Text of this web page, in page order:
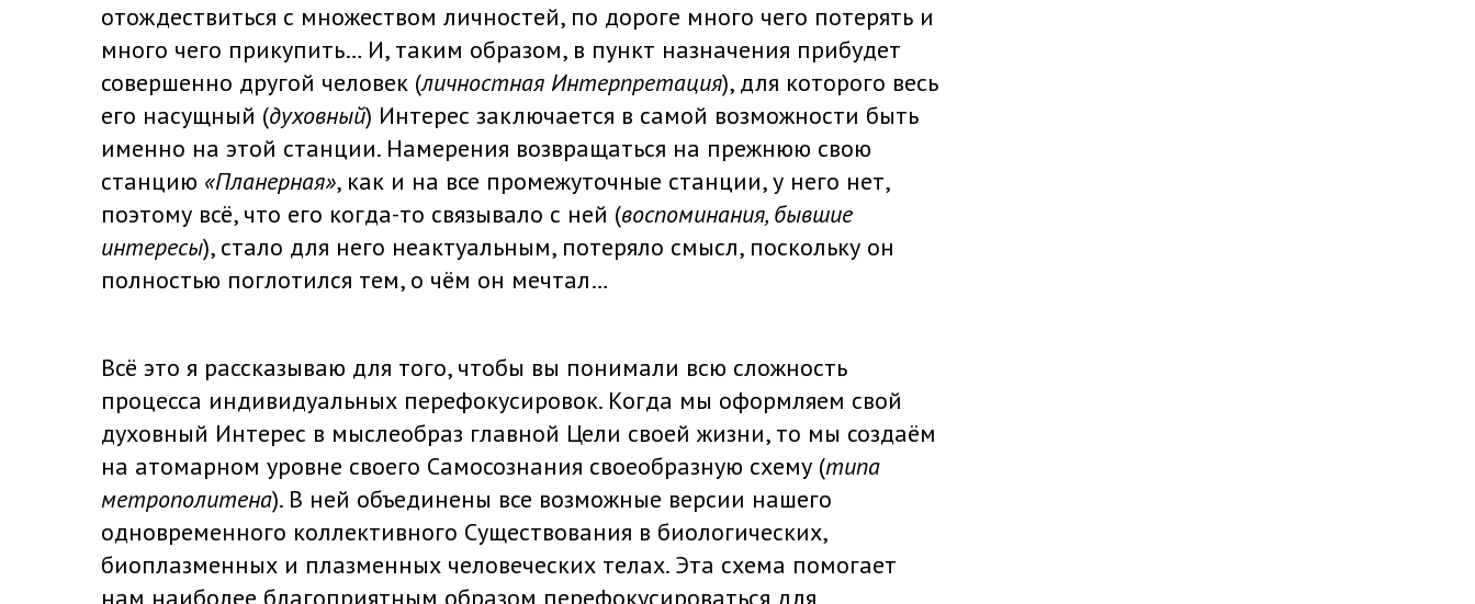
отождествиться с множеством личностей, по дороге много чего потерять и
много чего прикупить… И, таким образом, в пункт назначения прибудет
совершенно другой человек (личностная Интерпретация), для которого весь
его насущный (духовный) Интерес заключается в самой возможности быть
именно на этой станции. Намерения возвращаться на прежнюю свою
станцию «Планерная», как и на все промежуточные станции, у него нет,
поэтому всё, что его когда-то связывало с ней (воспоминания, бывшие
интересы), стало для него неактуальным, потеряло смысл, поскольку он
полностью поглотился тем, о чём он мечтал…
Всё это я рассказываю для того, чтобы вы понимали всю сложность
процесса индивидуальных перефокусировок. Когда мы оформляем свой
духовный Интерес в мыслеобраз главной Цели своей жизни, то мы создаём
на атомарном уровне своего Самосознания своеобразную схему (типа
метрополитена). В ней объединены все возможные версии нашего
одновременного коллективного Существования в биологических,
биоплазменных и плазменных человеческих телах. Эта схема помогает
нам наиболее благоприятным образом перефокусироваться для